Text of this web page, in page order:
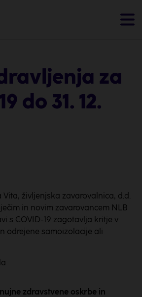
za
do 31. 12.
Vita, življenjska zavarovalnica, d.d.
in novim zavarovancem NLB
s COVID-19 zagotavlja kritje v
odrejene samoizolacije ali
zdravstvene oskrbe in